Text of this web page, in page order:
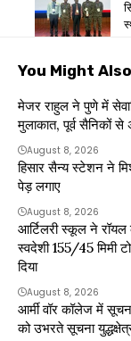
You Might
मेजर राहुल ने पुणे में
मुलाकात, पूर्व सैनिकों से
August 8, 2026
हिसार सैन्य स्टेशन ने
पेड़ लगाए
August 8, 2026
आर्टिलरी स्कूल ने रॉयल
स्वदेशी 155/45 मिमी
दिया
August 8, 2026
आर्मी वॉर कॉलेज में
को उभरते सूचना